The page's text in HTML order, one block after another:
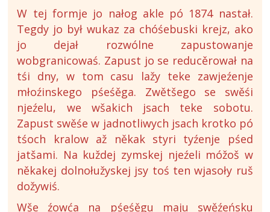
W tej formje jo nałog akle pó 1874 nastał.
Tegdy jo był wukaz za chóśebuski krejz, ako
jo dejał rozwólne zapustowanje
wobgranicowaś. Zapust jo se reducěrował na
tśi dny, w tom casu lažy teke zawjeźenje
młoźinskego pśeśěga. Zwětšego se swěśi
njeźelu, we wšakich jsach teke sobotu.
Zapust swěśe w jadnotliwych jsach krotko pó
tśoch kralow až někak styri tyźenje pśed
jatšami. Na kuždej zymskej njeźeli móžoš w
někakej dolnołužyskej jsy toś ten wjasoły ruš
dožywiś.
Wše źowća na pśeśěgu maju swěźeńsku